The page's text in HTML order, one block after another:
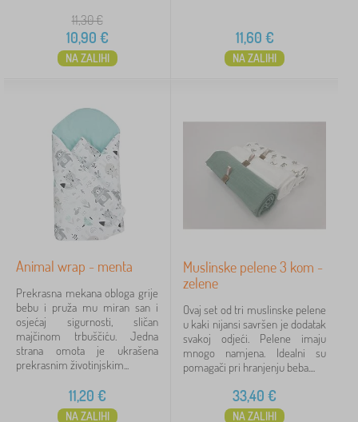
11,30€
10,90 €
NA ZALIHI
11,60 €
NA ZALIHI
Animal wrap - menta
Prekrasna mekana obloga grije
bebu i pruža mu miran san i
osjećaj sigurnosti, sličan
majčinom trbuščiću. Jedna
strana omota je ukrašena
prekrasnim životinjskim...
11,20 €
NA ZALIHI
Muslinske pelene 3 kom -
zelene
Ovaj set od tri muslinske pelene
u kaki nijansi savršen je dodatak
svakoj odjeći. Pelene imaju
mnogo namjena. Idealni su
pomagači pri hranjenju beba....
33,40 €
NA ZALIHI